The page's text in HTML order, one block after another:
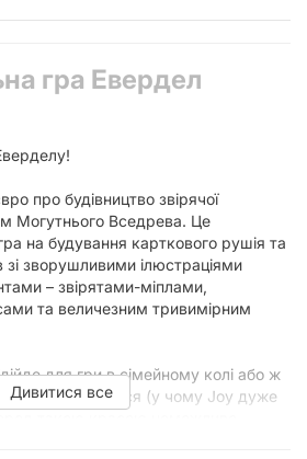
гра Евердел
про будівництво звірячої
Могутнього Вседрева. Це
на будування карткового рушія та
зі зворушливими ілюстраціями
– звірятами-міплами,
та величезним тривимірним
для гри в сімейному колі або ж
не знайдеться (у чому Joy дуже
Дивитися все